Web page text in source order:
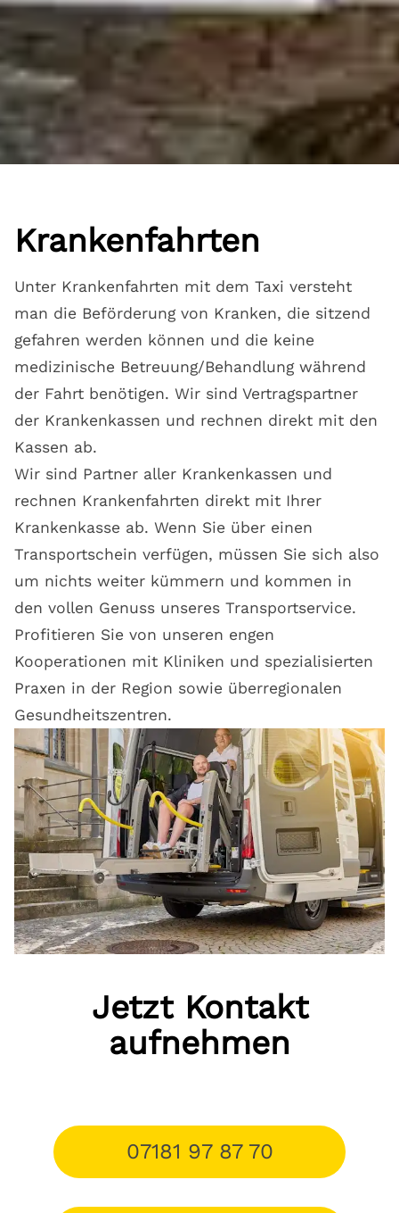
Krankenfahrten
Unter Krankenfahrten mit dem Taxi versteht
man die Beförderung von Kranken, die sitzend
gefahren werden können und die keine
medizinische Betreuung/Behandlung während
der Fahrt benötigen. Wir sind Vertragspartner
der Krankenkassen und rechnen direkt mit den
Kassen ab.
Wir sind Partner aller Krankenkassen und
rechnen Krankenfahrten direkt mit Ihrer
Krankenkasse ab. Wenn Sie über einen
Transportschein verfügen, müssen Sie sich also
um nichts weiter kümmern und kommen in
den vollen Genuss unseres Transportservice.
Profitieren Sie von unseren engen
Kooperationen mit Kliniken und spezialisierten
Praxen in der Region sowie überregionalen
Gesundheitszentren.
Jetzt Kontakt
aufnehmen
07181 97 87 70